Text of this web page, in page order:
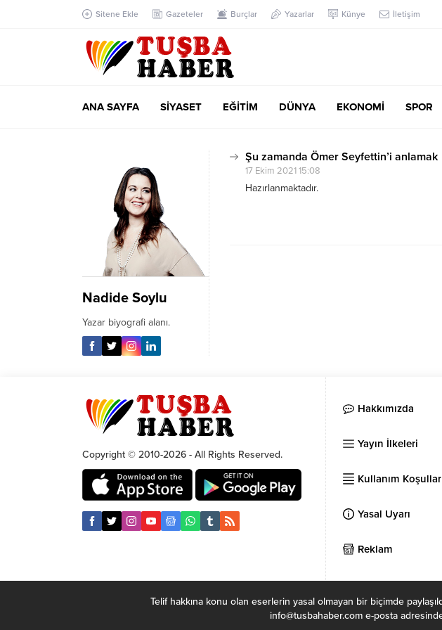
Sitene Ekle Gazeteler Burçlar Yazarlar Künye İletişim
ANA SAYFA SİYASET EĞİTİM DÜNYA EKONOMİ SPOR
Nadide Soylu
Yazar biyografi alanı.
Şu zamanda Ömer Seyfettin’i anlamak
17 Ekim 2021 15:08
Hazırlanmaktadır.
Copyright © 2010-2026 - All Rights Reserved.
Hakkımızda
Yayın İlkeleri
Kullanım
Yasal Uyarı
Reklam
Telif hakkına konu olan eserlerin yasal olmayan bir biçimde
info@tusbahaber.com e-posta